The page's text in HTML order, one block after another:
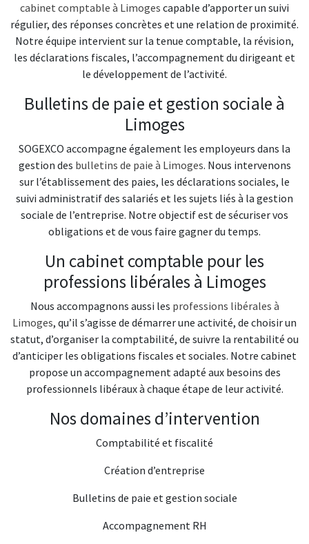
cabinet comptable à Limoges capable d’apporter un suivi
régulier, des réponses concrètes et une relation de proximité.
Notre équipe intervient sur la tenue comptable, la révision,
les déclarations fiscales, l’accompagnement du dirigeant et
le développement de l’activité.
Bulletins de paie et gestion sociale à
Limoges
SOGEXCO accompagne également les employeurs dans la
gestion des bulletins de paie à Limoges. Nous intervenons
sur l’établissement des paies, les déclarations sociales, le
suivi administratif des salariés et les sujets liés à la gestion
sociale de l’entreprise. Notre objectif est de sécuriser vos
obligations et de vous faire gagner du temps.
Un cabinet comptable pour les
professions libérales à Limoges
Nous accompagnons aussi les professions libérales à
Limoges, qu’il s’agisse de démarrer une activité, de choisir un
statut, d’organiser la comptabilité, de suivre la rentabilité ou
d’anticiper les obligations fiscales et sociales. Notre cabinet
propose un accompagnement adapté aux besoins des
professionnels libéraux à chaque étape de leur activité.
Nos domaines d’intervention
Comptabilité et fiscalité
Création d’entreprise
Bulletins de paie et gestion sociale
Accompagnement RH